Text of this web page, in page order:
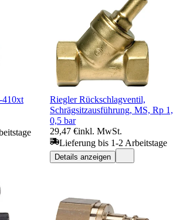
410xt
Riegler Rückschlagventil,
Schrägsitzausführung, MS, Rp 1,
0,5 bar
29,47 €inkl. MwSt.
Lieferung bis 1-2 Arbeitstage
Details anzeigen